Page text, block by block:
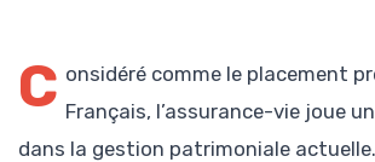
C onsidéré comme le placement
Français, l’assurance-vie joue
dans la gestion patrimoniale